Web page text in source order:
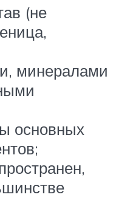
(не
минералами
основных